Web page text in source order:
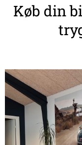
Køb din